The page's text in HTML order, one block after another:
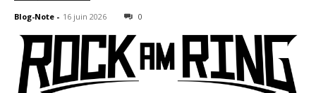
Blog-Note - 16 juin 2026 0